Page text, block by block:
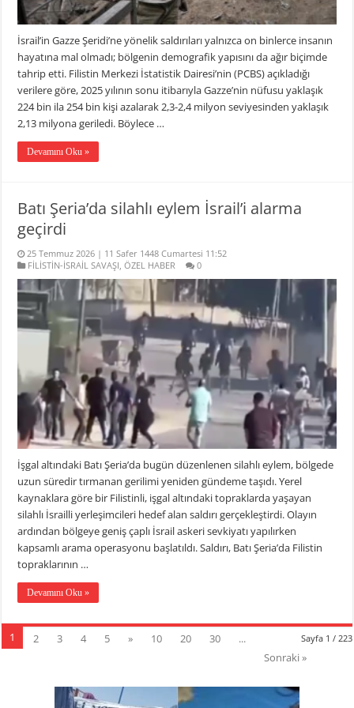
İsrail’in Gazze Şeridi’ne yönelik saldırıları yalnızca on binlerce insanın
hayatına mal olmadı; bölgenin demografik yapısını da ağır biçimde
tahrip etti. Filistin Merkezi İstatistik Dairesi’nin (PCBS) açıkladığı
verilere göre, 2025 yılının sonu itibarıyla Gazze’nin nüfusu yaklaşık
224 bin ila 254 bin kişi azalarak 2,3-2,4 milyon seviyesinden yaklaşık
2,13 milyona geriledi. Böylece …
Devamını Oku »
Batı Şeria’da silahlı eylem İsrail’i alarma
geçirdi
25 Temmuz 2026 | 11 Safer 1448 Cumartesi 11:52
FİLİSTİN-İSRAİL SAVAŞI,ÖZEL HABER 0
İşgal altındaki Batı Şeria’da bugün düzenlenen silahlı eylem, bölgede
uzun süredir tırmanan gerilimi yeniden gündeme taşıdı. Yerel
kaynaklara göre bir Filistinli, işgal altındaki topraklarda yaşayan
silahlı İsrailli yerleşimcileri hedef alan saldırı gerçekleştirdi. Olayın
ardından bölgeye geniş çaplı İsrail askeri sevkiyatı yapılırken
kapsamlı arama operasyonu başlatıldı. Saldırı, Batı Şeria’da Filistin
topraklarının …
Devamını Oku »
Sayfa 1 / 223
1 2 3 4 5 » 10 20 30
...
Sonraki »